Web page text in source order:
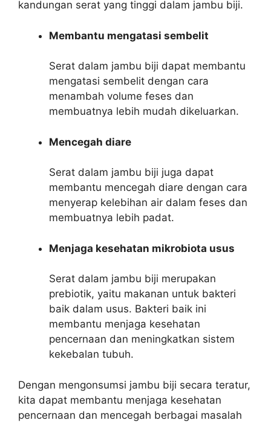
kandungan serat yang tinggi dalam jambu biji.
Membantu mengatasi sembelit
Serat dalam jambu biji dapat membantu
mengatasi sembelit dengan cara
menambah volume feses dan
membuatnya lebih mudah dikeluarkan.
Mencegah diare
Serat dalam jambu biji juga dapat
membantu mencegah diare dengan cara
menyerap kelebihan air dalam feses dan
membuatnya lebih padat.
Menjaga kesehatan mikrobiota usus
Serat dalam jambu biji merupakan
prebiotik, yaitu makanan untuk bakteri
baik dalam usus. Bakteri baik ini
membantu menjaga kesehatan
pencernaan dan meningkatkan sistem
kekebalan tubuh.
Dengan mengonsumsi jambu biji secara teratur,
kita dapat membantu menjaga kesehatan
pencernaan dan mencegah berbagai masalah